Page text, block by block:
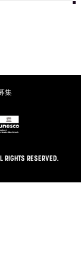
集
RIGHTS RESERVED.